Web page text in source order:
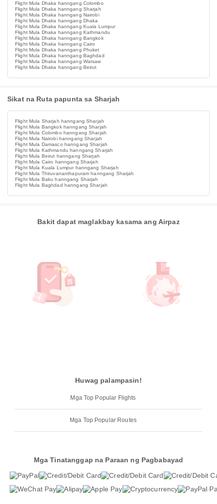
Flight Mula Dhaka hanngang Colombo
Flight Mula Dhaka hanngang Sharjah
Flight Mula Dhaka hanngang Nairobi
Flight Mula Dhaka hanngang Dhaka
Flight Mula Dhaka hanngang Kuala Lumpur
Flight Mula Dhaka hanngang Kathmandu
Flight Mula Dhaka hanngang Bangkok
Flight Mula Dhaka hanngang Cairo
Flight Mula Dhaka hanngang Phuket
Flight Mula Dhaka hanngang Baghdad
Flight Mula Dhaka hanngang Warsaw
Flight Mula Dhaka hanngang Beirut
Sikat na Ruta papunta sa Sharjah
Flight Mula Sharjah hanngang Sharjah
Flight Mula Bangkok hanngang Sharjah
Flight Mula Colombo hanngang Sharjah
Flight Mula Nairobi hanngang Sharjah
Flight Mula Damasco hanngang Sharjah
Flight Mula Kathmandu hanngang Sharjah
Flight Mula Beirut hanngang Sharjah
Flight Mula Cairo hanngang Sharjah
Flight Mula Kuala Lumpur hanngang Sharjah
Flight Mula Thiruvananthapuram hanngang Sharjah
Flight Mula Baku hanngang Sharjah
Flight Mula Baghdad hanngang Sharjah
Bakit dapat maglakbay kasama ang Airpaz
Huwag palampasin!
Mga Top Popular Flights
Mga Top Popular Routes
Mga Tinatanggap na Paraan ng Pagbabayad